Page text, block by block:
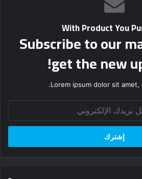
With Product You
Subscribe to our
get the new
Lorem ipsum dolor sit amet,